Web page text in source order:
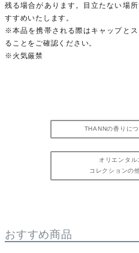
残る場合があります。目立たない場
すすめいたします。
※本品を携帯される際はキャップと
ることをご確認ください。
※火気厳禁
THANNの香りに
オリエンタル
コレクションの
おすすめ商品